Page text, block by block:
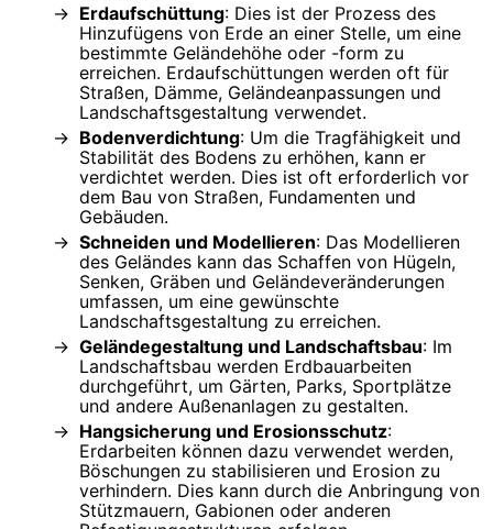
Erdaufschüttung: Dies ist der Prozess des
Hinzufügens von Erde an einer Stelle, um eine
bestimmte Geländehöhe oder -form zu
erreichen. Erdaufschüttungen werden oft für
Straßen, Dämme, Geländeanpassungen und
Landschaftsgestaltung verwendet.
Bodenverdichtung: Um die Tragfähigkeit und
Stabilität des Bodens zu erhöhen, kann er
verdichtet werden. Dies ist oft erforderlich vor
dem Bau von Straßen, Fundamenten und
Gebäuden.
Schneiden und Modellieren: Das Modellieren
des Geländes kann das Schaffen von Hügeln,
Senken, Gräben und Geländeveränderungen
umfassen, um eine gewünschte
Landschaftsgestaltung zu erreichen.
Geländegestaltung und Landschaftsbau: Im
Landschaftsbau werden Erdbauarbeiten
durchgeführt, um Gärten, Parks, Sportplätze
und andere Außenanlagen zu gestalten.
Hangsicherung und Erosionsschutz:
Erdarbeiten können dazu verwendet werden,
Böschungen zu stabilisieren und Erosion zu
verhindern. Dies kann durch die Anbringung von
Stützmauern, Gabionen oder anderen